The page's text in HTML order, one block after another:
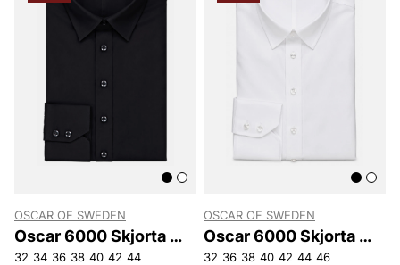
OSCAR OF SWEDEN
Oscar 6000 Skjorta W
Slim
32 34 36 38 40 42 44
OSCAR OF SWEDEN
Oscar 6000 Skjorta W
Slim
32 36 38 40 42 44 46